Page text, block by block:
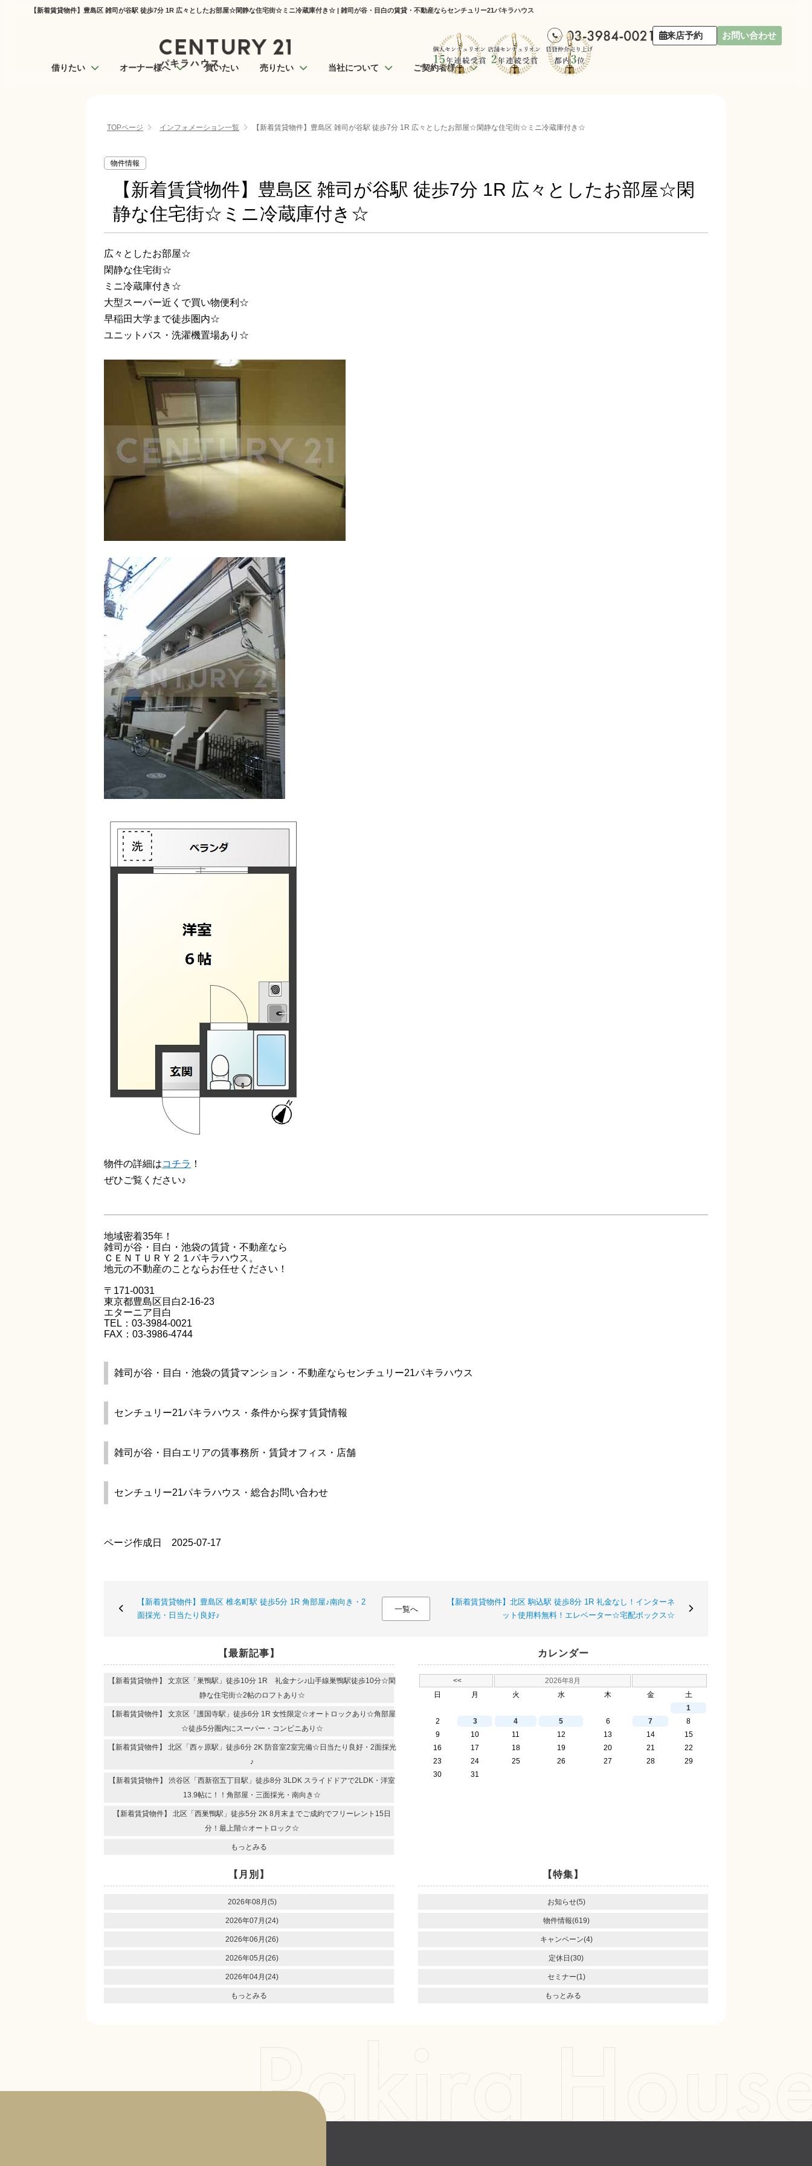
【新着賃貸物件】豊島区 雑司が谷駅 徒歩7分 1R 広々としたお部屋☆閑静な住宅街☆ミニ冷蔵庫付き☆ | 雑司が谷・目白の賃貸・不動産ならセンチュリー21パキラハウス
来店予約 お問い合わせ
借りたい オーナー様へ 買いたい 売りたい 当社について ご契約者様へ
TOPページ インフォメーション一覧 【新着賃貸物件】豊島区 雑司が谷駅 徒歩7分 1R 広々としたお部屋☆閑静な住宅街☆ミニ冷蔵庫付き☆
物件情報
【新着賃貸物件】豊島区 雑司が谷駅 徒歩7分 1R 広々としたお部屋☆閑
静な住宅街☆ミニ冷蔵庫付き☆
広々としたお部屋☆
閑静な住宅街☆
ミニ冷蔵庫付き☆
大型スーパー近くで買い物便利☆
早稲田大学まで徒歩圏内☆
ユニットバス・洗濯機置場あり☆
物件の詳細はコチラ ！
ぜひご覧ください♪
地域密着35年！
雑司が谷・目白・池袋の賃貸・不動産なら
ＣＥＮＴＵＲＹ２１パキラハウス。
地元の不動産のことならお任せください！
〒171-0031
東京都豊島区目白2-16-23
エターニア目白
TEL：03-3984-0021
FAX：03-3986-4744
雑司が谷・目白・池袋の賃貸マンション・不動産ならセンチュリー21パキラハウス
センチュリー21パキラハウス・条件から探す賃貸情報
雑司が谷・目白エリアの賃事務所・賃貸オフィス・店舗
センチュリー21パキラハウス・総合お問い合わせ
ページ作成日 2025-07-17
【新着賃貸物件】豊島区 椎名町駅 徒歩5分 1R 角部屋♪南向き・2
面採光・日当たり良好♪
一覧へ
【新着賃貸物件】北区 駒込駅 徒歩8分 1R 礼金なし！インターネ
ット使用料無料！エレベーター☆宅配ボックス☆
【最新記事】
【新着賃貸物件】 文京区「巣鴨駅」徒歩10分 1R 礼金ナシ♪山手線巣鴨駅徒歩10分☆閑
静な住宅街☆2帖のロフトあり☆
【新着賃貸物件】 文京区「護国寺駅」徒歩6分 1R 女性限定☆オートロックあり☆角部屋
☆徒歩5分圏内にスーパー・コンビニあり☆
【新着賃貸物件】 北区「西ヶ原駅」徒歩6分 2K 防音室2室完備☆日当たり良好・2面採光
♪
【新着賃貸物件】 渋谷区「西新宿五丁目駅」徒歩8分 3LDK スライドドアで2LDK・洋室
13.9帖に！！角部屋・三面採光・南向き☆
【新着賃貸物件】 北区「西巣鴨駅」徒歩5分 2K 8月末までご成約でフリーレント15日
分！最上階☆オートロック☆
もっとみる
カレンダー
<<
2026年8月
日
月 火 水 木 金
土
1
2
3 4 5 6 7
8
9
10 11 12 13 14
15
16
17 18 19 20 21
22
23
24 25 26 27 28
29
30
31
【月別】
2026年08月(5)
2026年07月(24)
2026年06月(26)
2026年05月(26)
2026年04月(24)
もっとみる
【特集】
お知らせ(5)
物件情報(619)
キャンペーン(4)
定休日(30)
セミナー(1)
もっとみる